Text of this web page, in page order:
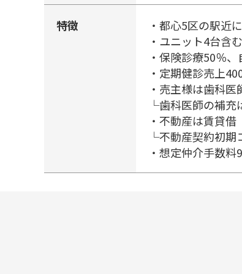
特徴
・都心5区の駅近
・ユニット4台含
・保険診療50％
・定期健診売上
・売主様は歯科
└歯科医師の補充
・不動産は賃貸借
└不動産契約初期
・想定仲介手数